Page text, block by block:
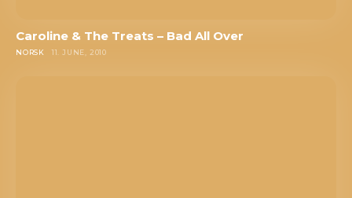
Caroline & The Treats – Bad All Over
NORSK 11. JUNE, 2010